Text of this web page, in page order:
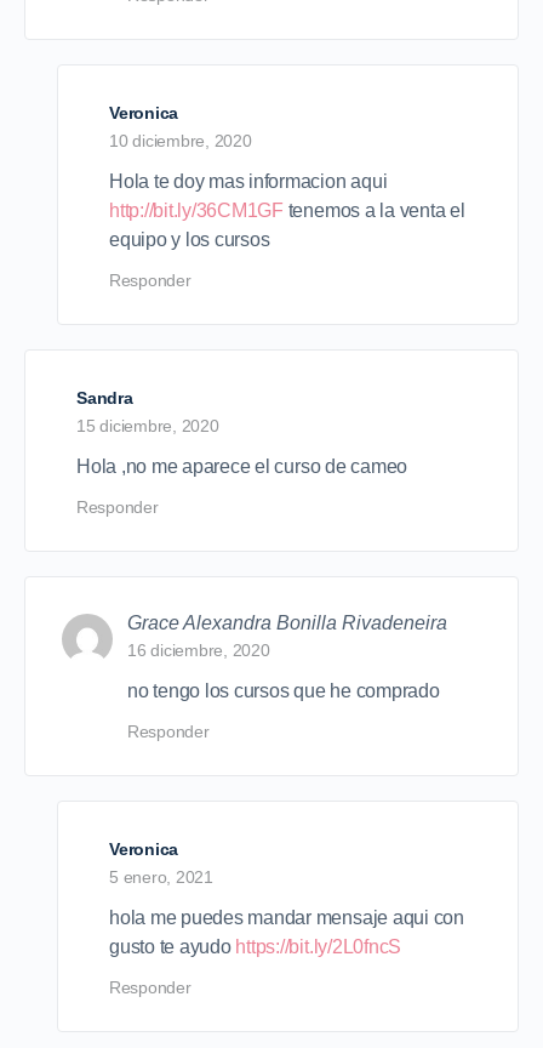
Veronica
10 diciembre, 2020
Hola te doy mas informacion aqui
http://bit.ly/36CM1GF tenemos a la venta el
equipo y los cursos
Responder
Sandra
15 diciembre, 2020
Hola ,no me aparece el curso de cameo
Responder
Grace Alexandra Bonilla Rivadeneira
16 diciembre, 2020
no tengo los cursos que he comprado
Responder
Veronica
5 enero, 2021
hola me puedes mandar mensaje aqui con
gusto te ayudo https://bit.ly/2L0fncS
Responder